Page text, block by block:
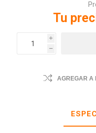
Tu
i
h
AGREGAR A